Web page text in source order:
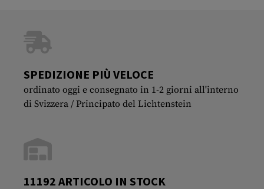
SPEDIZIONE PIÙ VELOCE
ordinato oggi e consegnato in 1-2 giorni all'interno
di Svizzera / Principato del Lichtenstein
11192 ARTICOLO IN STOCK